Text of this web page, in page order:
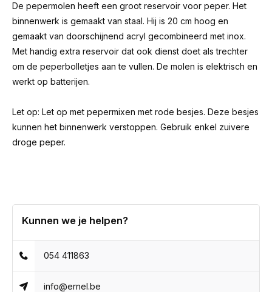
De pepermolen heeft een groot reservoir voor peper. Het
binnenwerk is gemaakt van staal. Hij is 20 cm hoog en
gemaakt van doorschijnend acryl gecombineerd met inox.
Met handig extra reservoir dat ook dienst doet als trechter
om de peperbolletjes aan te vullen. De molen is elektrisch en
werkt op batterijen.
Let op: Let op met pepermixen met rode besjes. Deze besjes
kunnen het binnenwerk verstoppen. Gebruik enkel zuivere
droge peper.
Kunnen we je helpen?
054 411863
info@ernel.be